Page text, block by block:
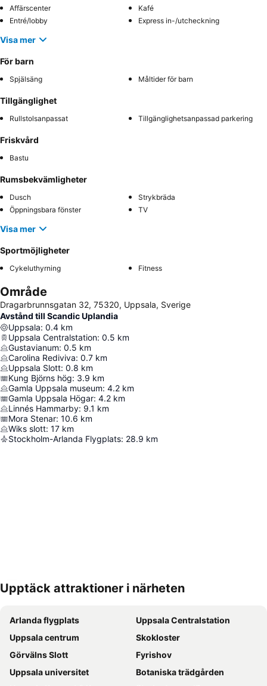
Affärscenter
Kafé
Entré/lobby
Express in-/utcheckning
Visa mer
För barn
Spjälsäng Måltider för barn
Tillgänglighet
Rullstolsanpassat Tillgänglighetsanpassad parkering
Friskvård
Bastu
Rumsbekvämligheter
Dusch
Strykbräda
Öppningsbara fönster
TV
Visa mer
Sportmöjligheter
Cykeluthyrning Fitness
Område
Dragarbrunnsgatan 32, 75320, Uppsala, Sverige
Avstånd till Scandic Uplandia
Uppsala: 0.4 km
Uppsala Centralstation: 0.5 km
Gustavianum: 0.5 km
Carolina Rediviva: 0.7 km
Uppsala Slott: 0.8 km
Kung Björns hög: 3.9 km
Gamla Uppsala museum: 4.2 km
Gamla Uppsala Högar: 4.2 km
Linnés Hammarby: 9.1 km
Mora Stenar: 10.6 km
Wiks slott: 17 km
Stockholm-Arlanda Flygplats: 28.9 km
Förstora kartan
Upptäck attraktioner i närheten
Arlanda flygplats
Uppsala Centralstation
Uppsala centrum
Skokloster
Görvälns Slott
Fyrishov
Uppsala universitet
Botaniska trädgården